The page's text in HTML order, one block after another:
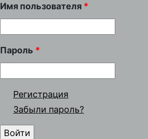
Имя пользователя *
Пароль *
Регистрация
Забыли пароль?